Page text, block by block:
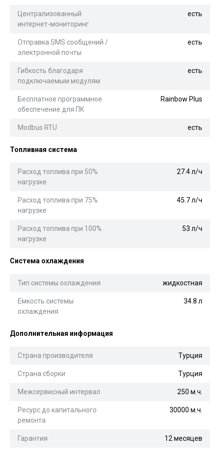
Централизованный
интернет-мониторинг
есть
Отправка SMS сообщений /
электронной почты
есть
Гибкость благодаря
подключаемым модулям
есть
Бесплатное программное
обеспечение для ПК
Rainbow Plus
Modbus RTU есть
Топливная система
Расход топлива при 50%
нагрузке
27.4 л/ч
Расход топлива при 75%
нагрузке
45.7 л/ч
Расход топлива при 100%
нагрузке
53 л/ч
Система охлаждения
Тип системы охлаждения жидкостная
Емкость системы
охлаждения
34.8 л
Дополнительная информация
Страна производителя Турция
Страна сборки Турция
Межсервисный интервал 250 м.ч.
Ресурс до капитального
ремонта
30000 м.ч.
Гарантия 12 месяцев